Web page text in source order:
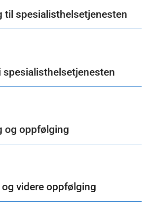
til spesialisthelsetjenesten
spesialisthelsetjenesten
og oppfølging
videre oppfølging